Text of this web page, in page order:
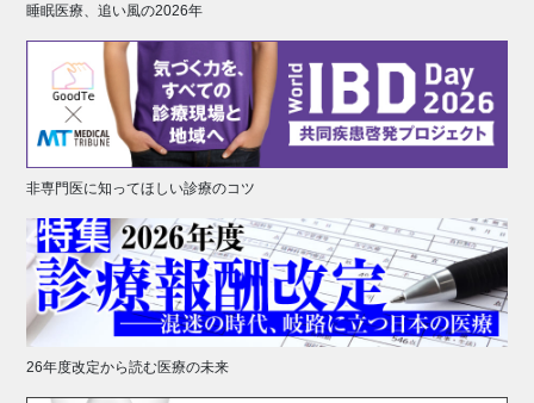
睡眠医療、追い風の2026年
非専門医に知ってほしい診療のコツ
26年度改定から読む医療の未来